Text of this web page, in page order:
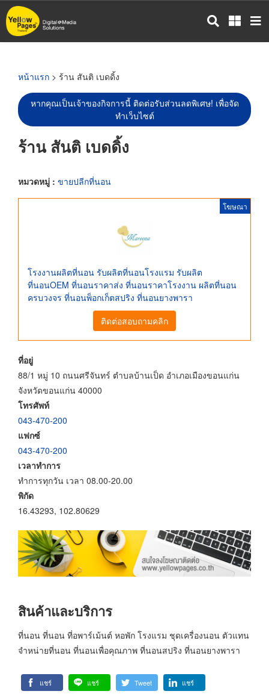
ข้าม
ไป
หน้าแรก > ร้าน สันติ เบดดิ้ง
หากคุณเป็นเจ้าของกิจการนี้ ติดต่อรับส่วนลดพิเศษ! เพื่อจัด
ทำเว็บไซต์
ร้าน สันติ เบดดิ้ง
หมวดหมู่ : ขายปลีกที่นอน
โฆษณา
โรงงานผลิตที่นอน รับผลิตที่นอนโรงแรม รับผลิต
ที่นอนOEM ที่นอนราคาส่ง ที่นอนราคาโรงงาน ผลิตที่นอน
ครบวงจร ที่นอนพ็อกเก็ตสปริง ที่นอนยางพารา
ติดต่อสอบถามคลิก
ที่อยู่
88/1 หมู่ 10 ถนนศรีจันทร์ ตำบลบ้านเป็ด อำเภอเมืองขอนแก่น
จังหวัดขอนแก่น 40000
โทรศัพท์
043-470-200
แฟกซ์
043-470-200
เวลาทำการ
ทำการทุกวัน เวลา 08.00-20.00
พิกัด
16.43293, 102.80629
สินค้าและบริการ
ที่นอน ที่นอน ที่อพาร์เม้นต์ หอพัก โรงแรม ชุดเครื่องนอน ตัวแทน
จำหน่ายที่นอน ที่นอนเพื่อคุณภาพ ที่นอนสปริง ที่นอนยางพารา
แชร์ แชร์ Tweet แชร์